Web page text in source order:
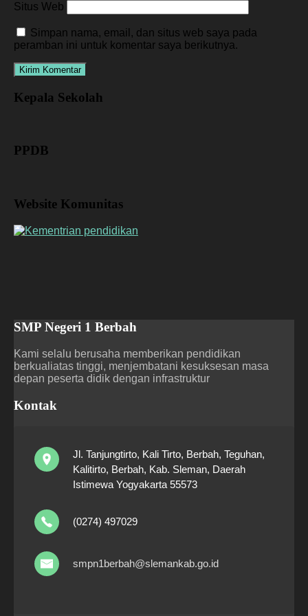
Situs Web
Simpan nama, email, dan situs web saya pada
peramban ini untuk komentar saya berikutnya.
Kepala Sekolah
PPDB
Website Komunitas
SMP Negeri 1 Berbah
Kami selalu berusaha memberikan pendidikan
berkualiatas tinggi, menjembatani kesuksesan masa
depan peserta didik dengan infrastruktur
Kontak
Jl. Tanjungtirto, Kali Tirto, Berbah, Teguhan,
Kalitirto, Berbah, Kab. Sleman, Daerah
Istimewa Yogyakarta 55573
(0274) 497029
smpn1berbah@slemankab.go.id